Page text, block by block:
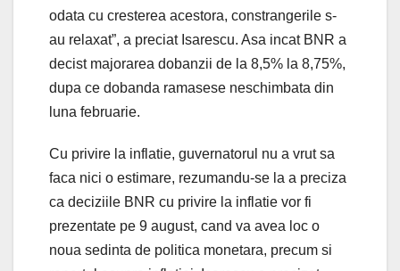
odata cu cresterea acestora, constrangerile s-
au relaxat”, a preciat Isarescu. Asa incat BNR a
decist majorarea dobanzii de la 8,5% la 8,75%,
dupa ce dobanda ramasese neschimbata din
luna februarie.
Cu privire la inflatie, guvernatorul nu a vrut sa
faca nici o estimare, rezumandu-se la a preciza
ca deciziile BNR cu privire la inflatie vor fi
prezentate pe 9 august, cand va avea loc o
noua sedinta de politica monetara, precum si